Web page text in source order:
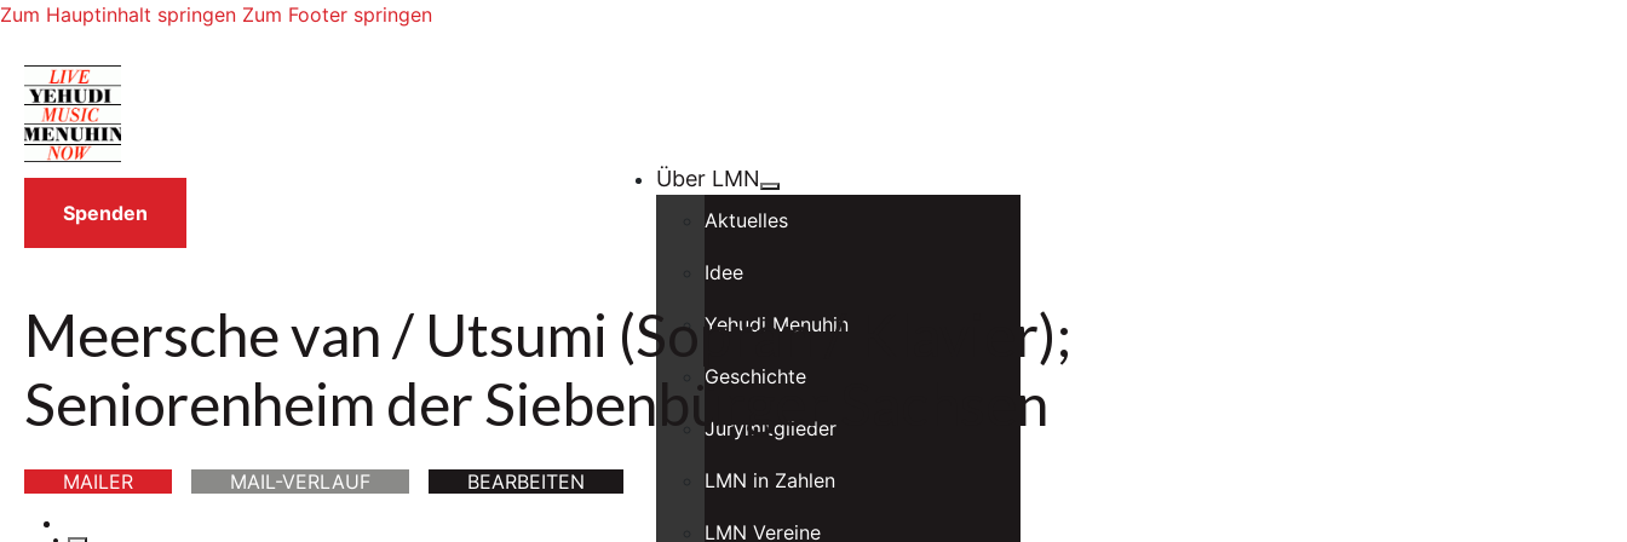
Zum Hauptinhalt springen Zum Footer springen
Über LMN
Aktuelles
Idee
Yehudi Menuhin
Geschichte
Jurymitglieder
LMN in Zahlen
LMN Vereine
Spenden
Meersche van / Utsumi (Sopran / Klavier);
Seniorenheim der Siebenbürger Sachsen
MAILER MAIL-VERLAUF BEARBEITEN